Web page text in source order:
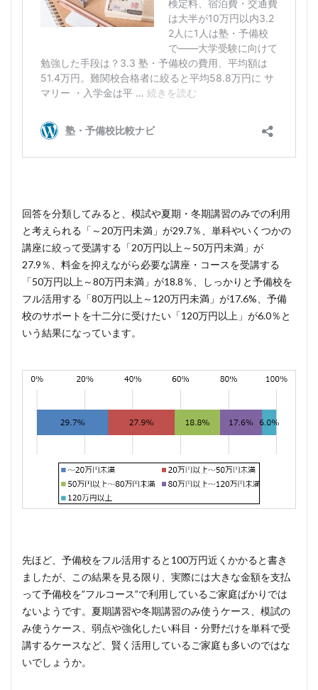
回答を分類してみると、模試や夏期・冬期講習のみでの利用
と考えられる「～20万円未満」が29.7％、単科やいくつかの
講座に絞って受講する「20万円以上～50万円未満」が
27.9％、料金を抑えながら必要な講座・コースを受講する
「50万円以上～80万円未満」が18.8％、しっかりと予備校を
フル活用する「80万円以上～120万円未満」が17.6%、予備
校のサポートを十二分に受けたい「120万円以上」が6.0％と
いう結果になっています。
先ほど、予備校をフル活用すると100万円近くかかると書き
ましたが、この結果を見る限り、実際には大きな金額を支払
って予備校を”フルコース”で利用しているご家庭ばかりでは
ないようです。夏期講習や冬期講習のみ使うケース、模試の
み使うケース、弱点や強化したい科目・分野だけを単科で受
講するケースなど、賢く活用しているご家庭も多いのではな
いでしょうか。